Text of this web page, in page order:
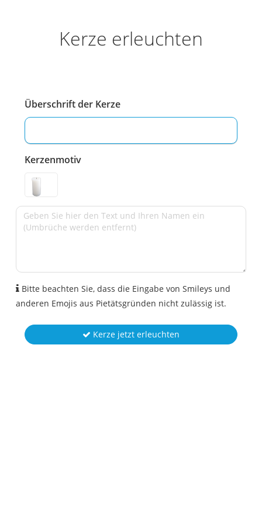
Kerze erleuchten
Überschrift der Kerze
Kerzenmotiv
Bitte beachten Sie, dass die Eingabe von Smileys und
anderen Emojis aus Pietätsgründen nicht zulässig ist.
Kerze jetzt erleuchten